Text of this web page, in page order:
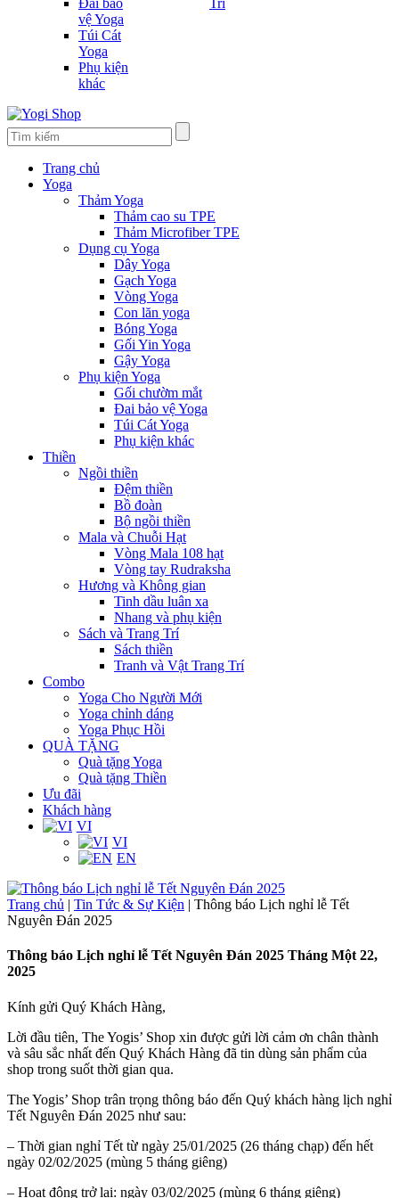
Đai bảo
vệ Yoga
Túi Cát
Yoga
Phụ kiện
khác
Trí
Trang chủ
Yoga
Thảm Yoga
Thảm cao su TPE
Thảm Microfiber TPE
Dụng cụ Yoga
Dây Yoga
Gạch Yoga
Vòng Yoga
Con lăn yoga
Bóng Yoga
Gối Yin Yoga
Gậy Yoga
Phụ kiện Yoga
Gối chườm mắt
Đai bảo vệ Yoga
Túi Cát Yoga
Phụ kiện khác
Thiền
Ngồi thiền
Đệm thiền
Bồ đoàn
Bộ ngồi thiền
Mala và Chuỗi Hạt
Vòng Mala 108 hạt
Vòng tay Rudraksha
Hương và Không gian
Tinh dầu luân xa
Nhang và phụ kiện
Sách và Trang Trí
Sách thiền
Tranh và Vật Trang Trí
Combo
Yoga Cho Người Mới
Yoga chỉnh dáng
Yoga Phục Hồi
QUÀ TẶNG
Quà tặng Yoga
Quà tặng Thiền
Ưu đãi
Khách hàng
VI
VI
EN
Trang chủ | Tin Tức & Sự Kiện | Thông báo Lịch nghỉ lễ Tết
Nguyên Đán 2025
Thông báo Lịch nghỉ lễ Tết Nguyên Đán 2025 Tháng Một 22,
2025
Kính gửi Quý Khách Hàng,
Lời đầu tiên, The Yogis’ Shop xin được gửi lời cảm ơn chân thành
và sâu sắc nhất đến Quý Khách Hàng đã tin dùng sản phẩm của
shop trong suốt thời gian qua.
The Yogis’ Shop trân trọng thông báo đến Quý khách hàng lịch nghỉ
Tết Nguyên Đán 2025 như sau:
– Thời gian nghỉ Tết từ ngày 25/01/2025 (26 tháng chạp) đến hết
ngày 02/02/2025 (mùng 5 tháng giêng)
– Hoạt động trở lại: ngày 03/02/2025 (mùng 6 tháng giêng)